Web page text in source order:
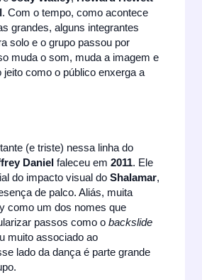
. Com o tempo, como acontece
grandes, alguns integrantes
solo e o grupo passou por
muda o som, muda a imagem e
jeito como o público enxerga a
(e triste) nessa linha do
Daniel faleceu em2011. Ele
do impacto visual doShalamar,
de palco. Aliás, muita
como um dos nomes que
passos como obackslide
muito associado ao
lado da dança é parte grande